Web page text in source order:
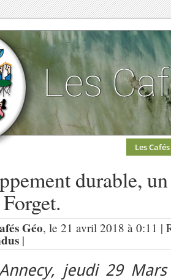
Les Cafés
durable,
Géo, le 21 avril 2018 à 0:11 |
|
jeudi 29